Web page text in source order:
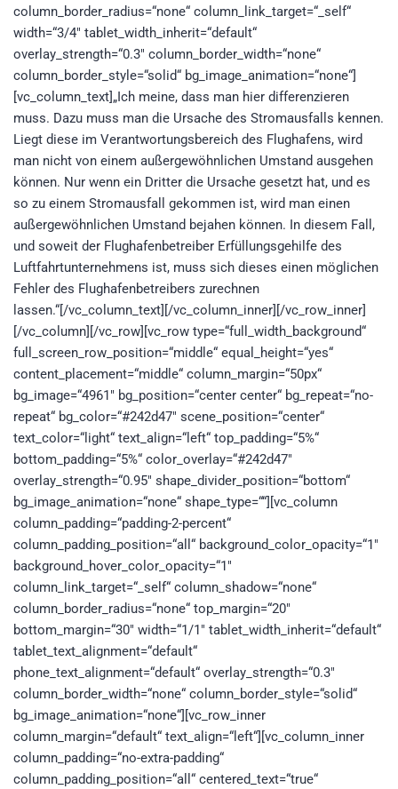
column_border_radius=“none“ column_link_target=“_self“
width=“3/4″ tablet_width_inherit=“default“
overlay_strength=“0.3″ column_border_width=“none“
column_border_style=“solid“ bg_image_animation=“none“]
[vc_column_text]„Ich meine, dass man hier differenzieren
muss. Dazu muss man die Ursache des Stromausfalls kennen.
Liegt diese im Verantwortungsbereich des Flughafens, wird
man nicht von einem außergewöhnlichen Umstand ausgehen
können. Nur wenn ein Dritter die Ursache gesetzt hat, und es
so zu einem Stromausfall gekommen ist, wird man einen
außergewöhnlichen Umstand bejahen können. In diesem Fall,
und soweit der Flughafenbetreiber Erfüllungsgehilfe des
Luftfahrtunternehmens ist, muss sich dieses einen möglichen
Fehler des Flughafenbetreibers zurechnen
lassen.“[/vc_column_text][/vc_column_inner][/vc_row_inner]
[/vc_column][/vc_row][vc_row type=“full_width_background“
full_screen_row_position=“middle“ equal_height=“yes“
content_placement=“middle“ column_margin=“50px“
bg_image=“4961″ bg_position=“center center“ bg_repeat=“no-
repeat“ bg_color=“#242d47″ scene_position=“center“
text_color=“light“ text_align=“left“ top_padding=“5%“
bottom_padding=“5%“ color_overlay=“#242d47″
overlay_strength=“0.95″ shape_divider_position=“bottom“
bg_image_animation=“none“ shape_type=““][vc_column
column_padding=“padding-2-percent“
column_padding_position=“all“ background_color_opacity=“1″
background_hover_color_opacity=“1″
column_link_target=“_self“ column_shadow=“none“
column_border_radius=“none“ top_margin=“20″
bottom_margin=“30″ width=“1/1″ tablet_width_inherit=“default“
tablet_text_alignment=“default“
phone_text_alignment=“default“ overlay_strength=“0.3″
column_border_width=“none“ column_border_style=“solid“
bg_image_animation=“none“][vc_row_inner
column_margin=“default“ text_align=“left“][vc_column_inner
column_padding=“no-extra-padding“
column_padding_position=“all“ centered_text=“true“